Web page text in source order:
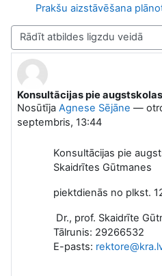
Prakšu aizstāvēšana
Rādīšanas režīms
Konsultācijas pie
Nosūtīja Agnese Sējāne —
septembris, 13:44
Atbilžu skaits: 0
Konsultācijas pie
Skaidrītes Gūtmanes
piektdienās no plkst.
Dr., prof. Skaidrīte
Tālrunis: 29266532
E-pasts: